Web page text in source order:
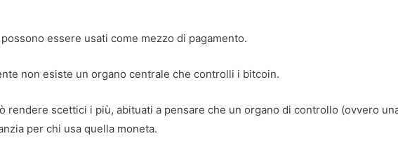
essere usati come mezzo di pagamento.
non esiste un organo centrale che controlli i bitcoin.
rendere scettici i più, abituati a pensare che un organo di controllo (ovvero
per chi usa quella moneta.